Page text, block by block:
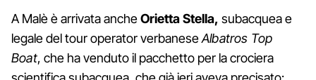
A Malè è arrivata ancheOrietta Stella, subacquea e
legale del tour operator verbaneseAlbatros Top
Boat, che ha venduto il pacchetto per la crociera